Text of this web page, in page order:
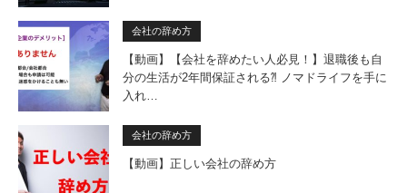
会社の辞め方
【動画】【会社を辞めたい人必見！】退職後も自
分の生活が2年間保証される⁈ ノマドライフを手に
入れ…
会社の辞め方
【動画】正しい会社の辞め方